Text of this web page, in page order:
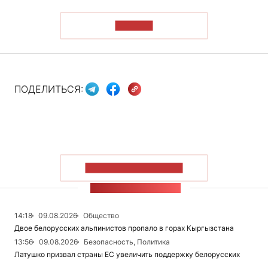
ПОДЕЛИТЬСЯ:
14:18 09.08.2026
Общество
Двое белорусских альпинистов пропало в горах Кыргызстана
13:56
09.08.2026
Безопасность, Политика
Латушко призвал страны ЕС увеличить поддержку белорусских